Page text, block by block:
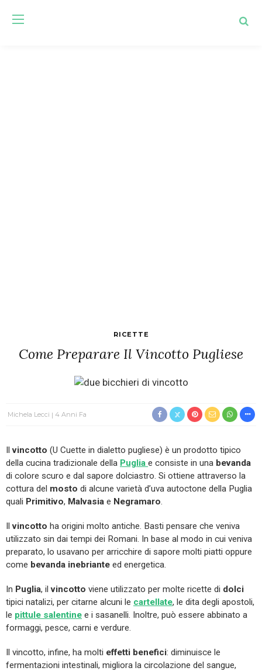
RICETTE
Come Preparare Il Vincotto Pugliese
Michela Lecci 4 Anni Fa
Ilvincotto (U Cuette in dialetto pugliese) è un prodotto tipico
della cucina tradizionale della Puglia e consiste in una bevanda
di colore scuro e dal sapore dolciastro. Si ottiene attraverso la
cottura del mosto di alcune varietà d’uva autoctone della Puglia
quali Primitivo, Malvasia e Negramaro.
Ilvincotto ha origini molto antiche. Basti pensare che veniva
utilizzato sin dai tempi dei Romani. In base al modo in cui veniva
preparato, lo usavano per arricchire di sapore molti piatti oppure
come bevanda inebriante ed energetica.
In Puglia, ilvincotto viene utilizzato per molte ricette di dolci
tipici natalizi, per citarne alcuni le cartellate, le dita degli apostoli,
le pittule salentine e i sasanelli. Inoltre, può essere abbinato a
formaggi, pesce, carni e verdure.
Il vincotto, infine, ha molti effetti benefici: diminuisce le
fermentazioni intestinali, migliora la circolazione del sangue,